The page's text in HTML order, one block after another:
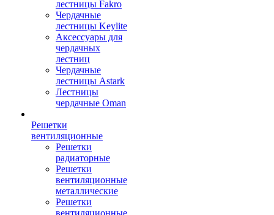
лестницы Fakro
Чердачные
лестницы Keylite
Аксессуары для
чердачных
лестниц
Чердачные
лестницы Astark
Лестницы
чердачные Oman
Решетки
вентиляционные
Решетки
радиаторные
Решетки
вентиляционные
металлические
Решетки
вентиляционные